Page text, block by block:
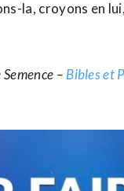
la, croyons en
– Bibles et